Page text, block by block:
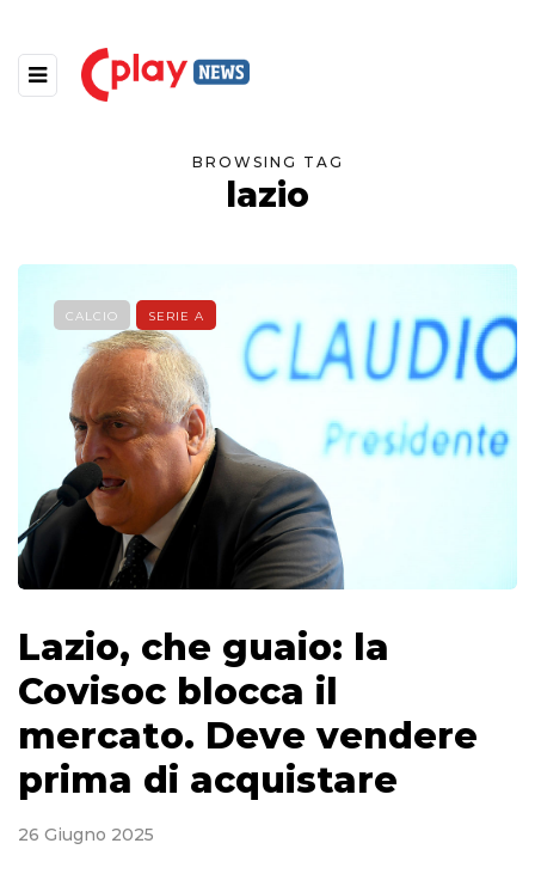
BROWSING TAG
lazio
CALCIO SERIE A
Lazio, che guaio: la
Covisoc blocca il
mercato. Deve vendere
prima di acquistare
26 Giugno 2025